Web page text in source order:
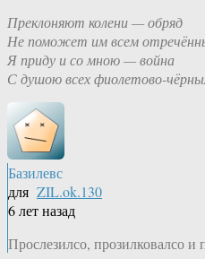
Преклоняют колени — обряд
Не поможет им всем
Я приду и со мною — война
С душою всех фиолетово-
Базилевс
для ZIL.ok.130
6 лет назад
Прослезилсо, прозилковалсо и